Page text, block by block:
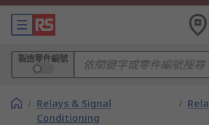
製造零件編號
/ Relays & Signal
Conditioning
/